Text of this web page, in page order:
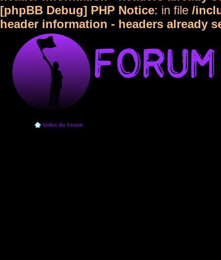
[phpBB Debug] PHP Notice: in file /
header information - headers already
Index du forum